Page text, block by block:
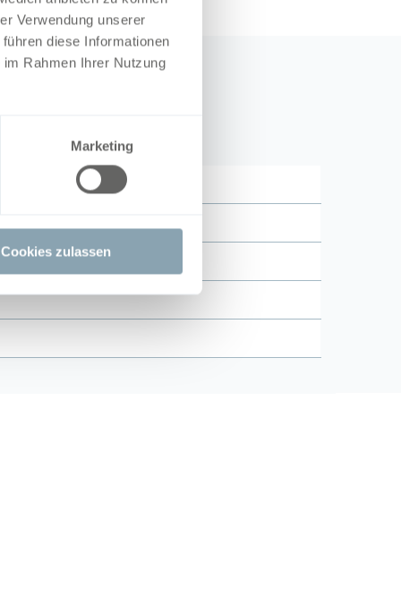
Verwendung unserer
diese Informationen
Rahmen Ihrer Nutzung
Marketing
Cookies zulassen